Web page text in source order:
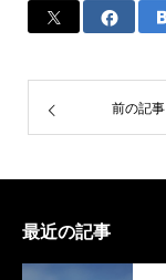
前の記事
最近の記事